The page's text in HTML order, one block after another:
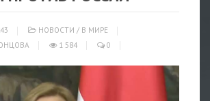
НОВОСТИ / В МИРЕ
1 584 0